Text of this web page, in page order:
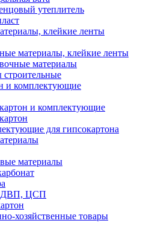
утеплитель
клейкие ленты
материалы, клейкие ленты
материалы
и комплектующие
и комплектующие
для гипсокартона
материалы
ЦСП
хозяйственные товары